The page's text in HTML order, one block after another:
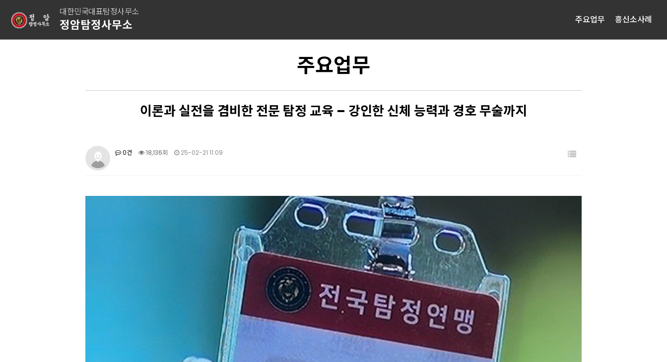
대한민국대표탐정사무소
정암탐정사무소 주요업무 흥신소사례
주요업무
이론과 실전을 겸비한 전문 탐정 교육 – 강인한 신체 능력과 경호 무술까지
0건 18,136회 25-02-21 11:09